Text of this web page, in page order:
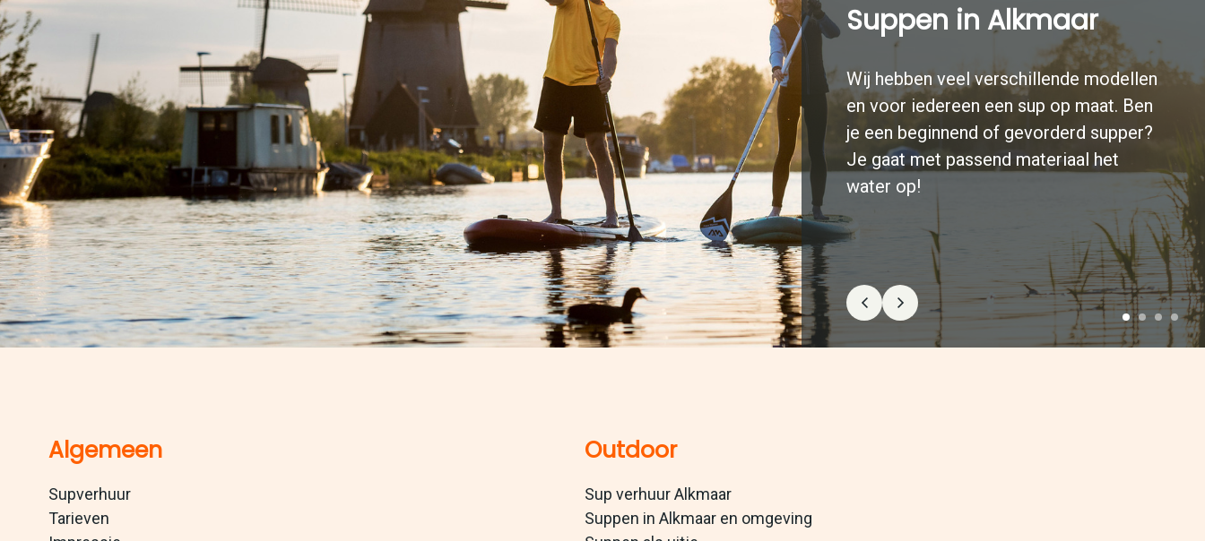
Suppen in Alkmaar
Wij hebben veel verschillende modellen
en voor iedereen een sup op maat. Ben
je een beginnend of gevorderd supper?
Je gaat met passend materiaal het
water op!
Algemeen
Supverhuur
Tarieven
Outdoor
Sup verhuur Alkmaar
Suppen in Alkmaar en omgeving